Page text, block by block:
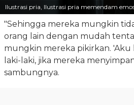
Ilustrasi pria, Ilustrasi pria memendam
"Sehingga mereka mungkin
orang lain dengan mudah
mungkin mereka pikirkan. 'Aku
laki-laki, jika mereka
sambungnya.